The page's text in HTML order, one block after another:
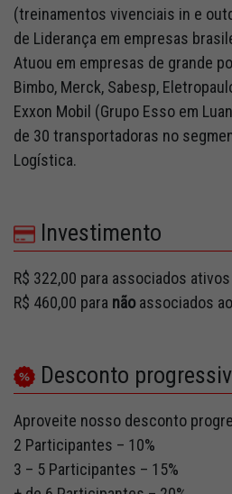
(treinamentos vivenciais in e
de Liderança em empresas
Atuou em empresas de grande
Bimbo, Merck, Sabesp,
Exxon Mobil (Grupo Esso em
de 30 transportadoras no
Logística.
Investimento
R$ 322,00 para associados ativos
R$ 460,00 para nãoassociados ao
Desconto
Aproveite nosso desconto
2 Participantes – 10%
3 – 5 Participantes – 15%